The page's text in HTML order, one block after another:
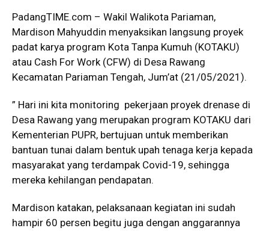
PadangTIME.com – Wakil Walikota Pariaman,
Mardison Mahyuddin menyaksikan langsung proyek
padat karya program Kota Tanpa Kumuh (KOTAKU)
atau Cash For Work (CFW) di Desa Rawang
Kecamatan Pariaman Tengah, Jum’at (21/05/2021).
” Hari ini kita monitoring pekerjaan proyek drenase di
Desa Rawang yang merupakan program KOTAKU dari
Kementerian PUPR, bertujuan untuk memberikan
bantuan tunai dalam bentuk upah tenaga kerja kepada
masyarakat yang terdampak Covid-19, sehingga
mereka kehilangan pendapatan.
Mardison katakan, pelaksanaan kegiatan ini sudah
hampir 60 persen begitu juga dengan anggarannya